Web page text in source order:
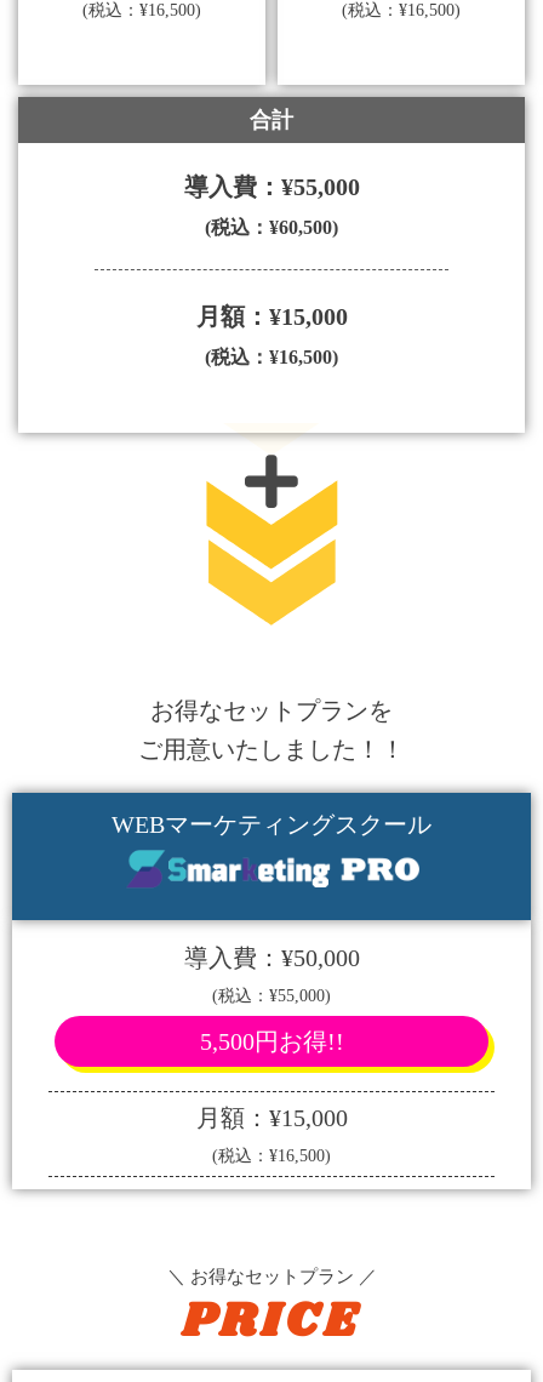
(税込：¥16,500) (税込：¥16,500)
合計
導入費：¥55,000
(税込：¥60,500)
月額：¥15,000
(税込：¥16,500)
お得なセットプランを
ご用意いたしました！！
WEBマーケティングスクール
導入費：¥50,000
(税込：¥55,000)
5,500円お得!!
月額：¥15,000
(税込：¥16,500)
＼ お得なセットプラン ／
PRICE